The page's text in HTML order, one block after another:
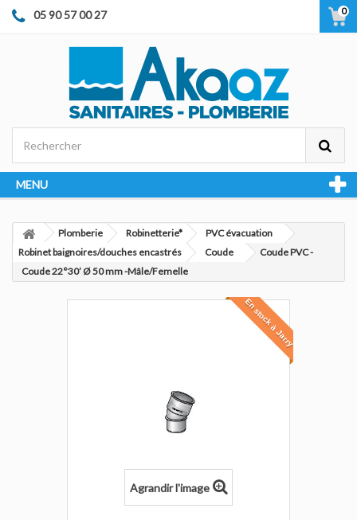
05 90 57 00 27 0
MENU
Plomberie Robinetterie*
PVC évacuation
Robinet baignoires/douches encastrés
Coude
Coude PVC -
Coude 22°30’ Ø 50 mm -Mâle/Femelle
En stock à Jarry
Agrandir l'image